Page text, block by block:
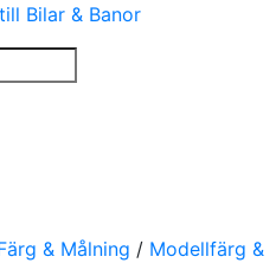
Bilar & Banor
& Målning / Modellfärg &